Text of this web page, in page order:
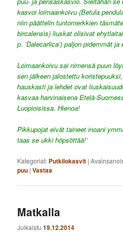
kasvoi loimaankoivu (Betula
niin päättelin tuntomerkkien
bircalensis) liuskat olisivat
p. ’Dalecarlica’) paljon pidemmät
Loimaankoivu sai nimensä puun
sen jälkeen jalostettu
hauskasti ja lehdet ovat
kasvaa harvinaisena Etelä-
Luopioisissa. Hienoa!
Pikkupojat eivät taineet inoani
taas se ukki höpsöttää!’
Kategoriat: Putkilokasvit |
puu |Vastaa
Matkalla
Julkaistu19.12.2014